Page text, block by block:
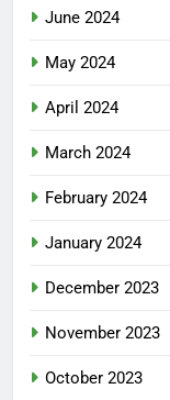
June 2024
May 2024
April 2024
March 2024
February 2024
January 2024
December 2023
November 2023
October 2023